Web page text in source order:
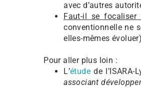
avec d’autres
Faut-il se focaliser
conventionnelle ne
elles-mêmes
Pour aller plus loin :
L’étude de l’ISARA-
associant